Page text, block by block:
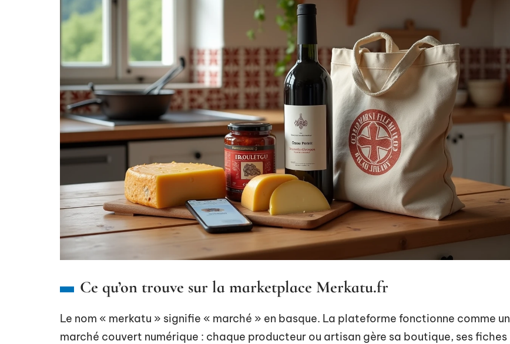
Ce qu’on trouve sur la marketplace Merkatu.fr
Le nom « merkatu » signifie « marché » en basque. La plateforme fonctionne comme un
marché couvert numérique : chaque producteur ou artisan gère sa boutique, ses fiches